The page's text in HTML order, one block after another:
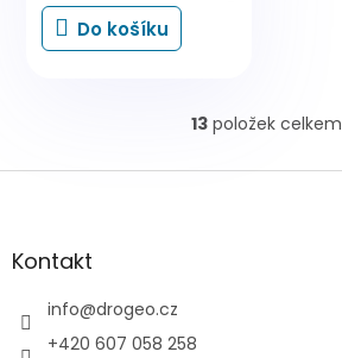
cena:
Do košíku
O
l
13položek celkem
Z
aKontakt
info@drogeo.cz
+420 607 058 258